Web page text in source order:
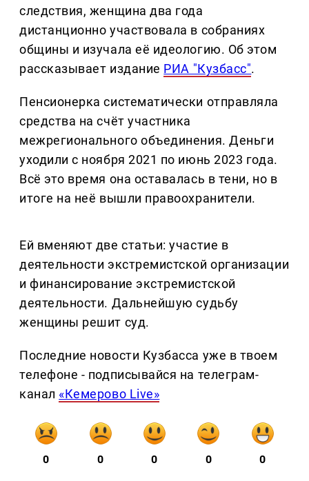
следствия, женщина два года
дистанционно участвовала в собраниях
общины и изучала её идеологию. Об этом
рассказывает издание РИА "Кузбасс".
Пенсионерка систематически отправляла
средства на счёт участника
межрегионального объединения. Деньги
уходили с ноября 2021 по июнь 2023 года.
Всё это время она оставалась в тени, но в
итоге на неё вышли правоохранители.
Ей вменяют две статьи: участие в
деятельности экстремистской организации
и финансирование экстремистской
деятельности. Дальнейшую судьбу
женщины решит суд.
Последние новости Кузбасса уже в твоем
телефоне - подписывайся на телеграм-
канал «Кемерово Live»
0 0 0 0 0